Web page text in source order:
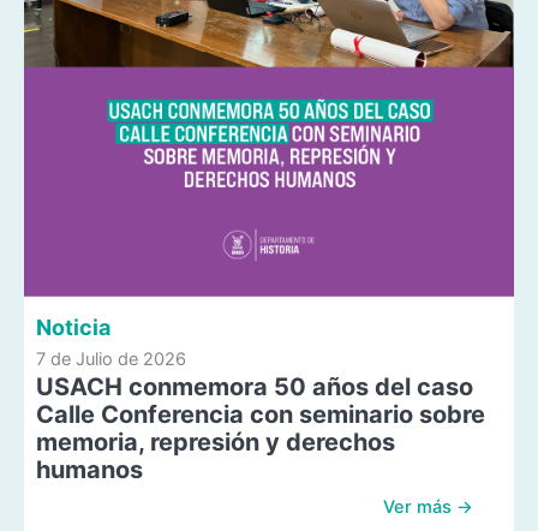
Noticia
7 de Julio de 2026
USACH conmemora 50 años del caso
Calle Conferencia con seminario sobre
memoria, represión y derechos
humanos
Ver más →